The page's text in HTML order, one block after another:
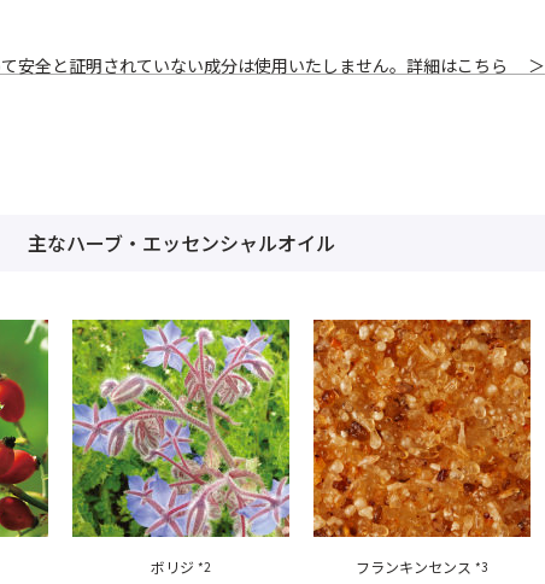
安全と証明されていない成分は使用いたしません。詳細はこちら ＞
主なハーブ・エッセンシャルオイル
ボリジ *2 フランキンセンス*3